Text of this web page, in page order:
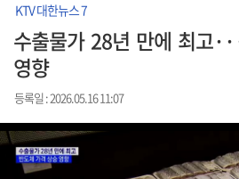
KTV 대한뉴스 7
수출물가 28년 만에 최고
영향
등록일 : 2026.05.16 11:07